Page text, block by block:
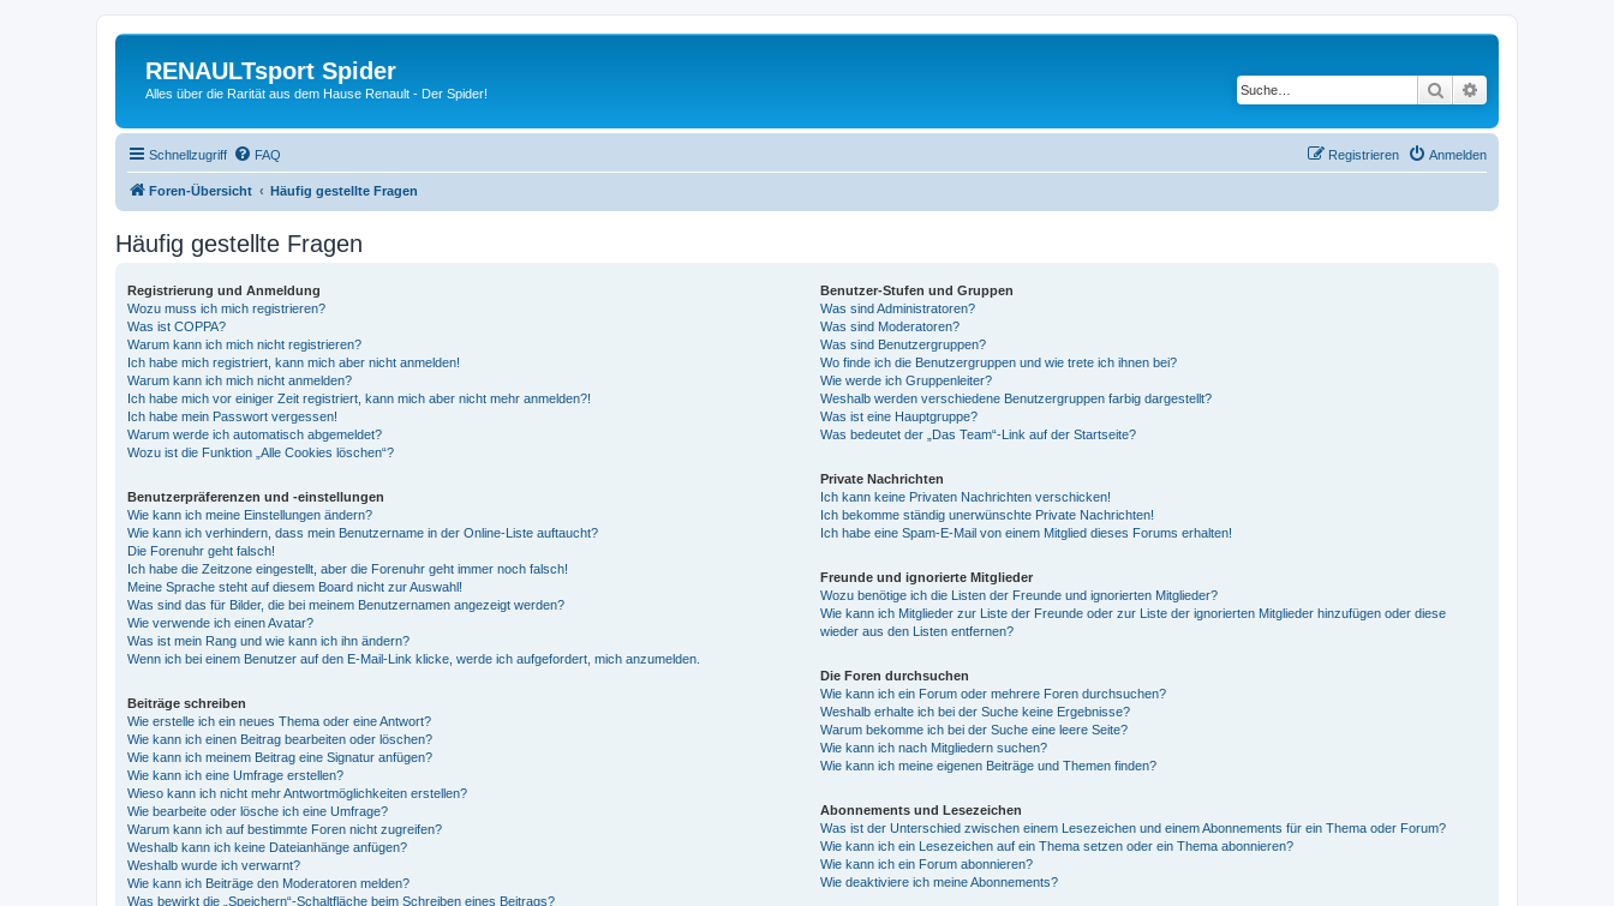
RENAULTsport Spider
Alles über die Rarität aus dem Hause Renault - Der Spider! Suche
Schnellzugriff FAQ Anmelden
Registrieren
Foren-Übersicht Häufig gestellte Fragen
Häufig gestellte Fragen
Registrierung und Anmeldung
Wozu muss ich mich registrieren?
Was ist COPPA?
Warum kann ich mich nicht registrieren?
Ich habe mich registriert, kann mich aber nicht anmelden!
Warum kann ich mich nicht anmelden?
Ich habe mich vor einiger Zeit registriert, kann mich aber nicht mehr anmelden?!
Ich habe mein Passwort vergessen!
Warum werde ich automatisch abgemeldet?
Wozu ist die Funktion „Alle Cookies löschen“?
Benutzerpräferenzen und -einstellungen
Wie kann ich meine Einstellungen ändern?
Wie kann ich verhindern, dass mein Benutzername in der Online-Liste auftaucht?
Die Forenuhr geht falsch!
Ich habe die Zeitzone eingestellt, aber die Forenuhr geht immer noch falsch!
Meine Sprache steht auf diesem Board nicht zur Auswahl!
Was sind das für Bilder, die bei meinem Benutzernamen angezeigt werden?
Wie verwende ich einen Avatar?
Was ist mein Rang und wie kann ich ihn ändern?
Wenn ich bei einem Benutzer auf den E-Mail-Link klicke, werde ich aufgefordert, mich anzumelden.
Beiträge schreiben
Wie erstelle ich ein neues Thema oder eine Antwort?
Wie kann ich einen Beitrag bearbeiten oder löschen?
Wie kann ich meinem Beitrag eine Signatur anfügen?
Wie kann ich eine Umfrage erstellen?
Wieso kann ich nicht mehr Antwortmöglichkeiten erstellen?
Wie bearbeite oder lösche ich eine Umfrage?
Warum kann ich auf bestimmte Foren nicht zugreifen?
Weshalb kann ich keine Dateianhänge anfügen?
Weshalb wurde ich verwarnt?
Wie kann ich Beiträge den Moderatoren melden?
Was bewirkt die „Speichern“-Schaltfläche beim Schreiben eines Beitrags?
Benutzer-Stufen und Gruppen
Was sind Administratoren?
Was sind Moderatoren?
Was sind Benutzergruppen?
Wo finde ich die Benutzergruppen und wie trete ich ihnen bei?
Wie werde ich Gruppenleiter?
Weshalb werden verschiedene Benutzergruppen farbig dargestellt?
Was ist eine Hauptgruppe?
Was bedeutet der „Das Team“-Link auf der Startseite?
Private Nachrichten
Ich kann keine Privaten Nachrichten verschicken!
Ich bekomme ständig unerwünschte Private Nachrichten!
Ich habe eine Spam-E-Mail von einem Mitglied dieses Forums erhalten!
Freunde und ignorierte Mitglieder
Wozu benötige ich die Listen der Freunde und ignorierten Mitglieder?
Wie kann ich Mitglieder zur Liste der Freunde oder zur Liste der ignorierten Mitglieder hinzufügen oder diese
wieder aus den Listen entfernen?
Die Foren durchsuchen
Wie kann ich ein Forum oder mehrere Foren durchsuchen?
Weshalb erhalte ich bei der Suche keine Ergebnisse?
Warum bekomme ich bei der Suche eine leere Seite?
Wie kann ich nach Mitgliedern suchen?
Wie kann ich meine eigenen Beiträge und Themen finden?
Abonnements und Lesezeichen
Was ist der Unterschied zwischen einem Lesezeichen und einem Abonnements für ein Thema oder Forum?
Wie kann ich ein Lesezeichen auf ein Thema setzen oder ein Thema abonnieren?
Wie kann ich ein Forum abonnieren?
Wie deaktiviere ich meine Abonnements?